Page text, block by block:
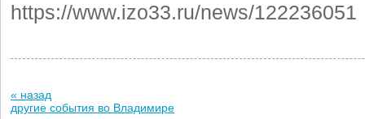
https://www.izo33.ru/news/122236051
« назад
другие события во Владимире